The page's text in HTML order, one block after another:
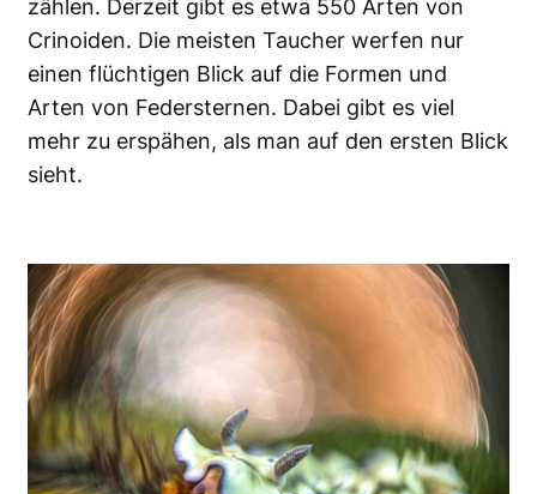
zählen. Derzeit gibt es etwa 550 Arten von
Crinoiden. Die meisten Taucher werfen nur
einen flüchtigen Blick auf die Formen und
Arten von Federsternen. Dabei gibt es viel
mehr zu erspähen, als man auf den ersten Blick
sieht.